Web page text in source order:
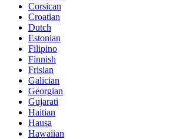
Corsican
Croatian
Dutch
Estonian
Filipino
Finnish
Frisian
Galician
Georgian
Gujarati
Haitian
Hausa
Hawaiian